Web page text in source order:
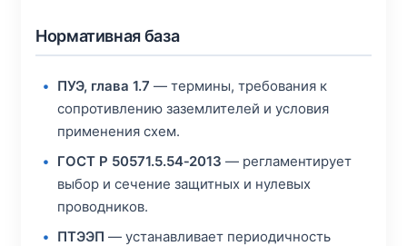
Нормативная база
ПУЭ, глава 1.7 — термины, требования к
сопротивлению заземлителей и условия
применения схем.
ГОСТ Р 50571.5.54‑2013 — регламентирует
выбор и сечение защитных и нулевых
проводников.
ПТЭЭП — устанавливает периодичность